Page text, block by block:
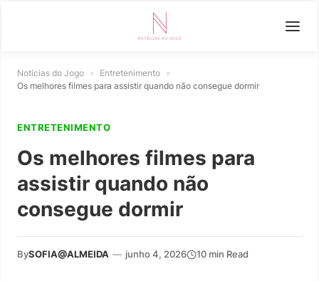
Notícias do Jogo » Entretenimento »
Os melhores filmes para assistir quando não consegue dormir
ENTRETENIMENTO
Os melhores filmes para
assistir quando não
consegue dormir
BySOFIA@ALMEIDA — junho 4, 2026 10 min Read